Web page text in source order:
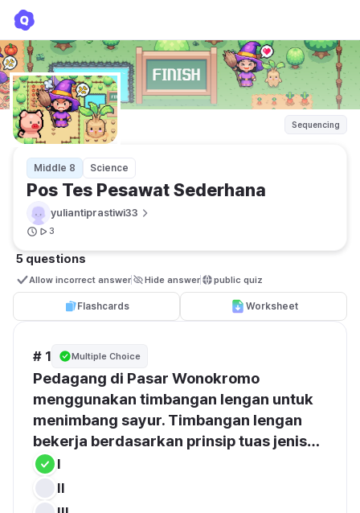
Sequencing
Middle 8 Science
Pos Tes Pesawat Sederhana
yuliantiprastiwi33
3
5 questions
Allow incorrect answer Hide answer public quiz
Flashcards Worksheet
# 1 Multiple Choice
Pedagang di Pasar Wonokromo
menggunakan timbangan lengan untuk
menimbang sayur. Timbangan lengan
bekerja berdasarkan prinsip tuas jenis…
I
II